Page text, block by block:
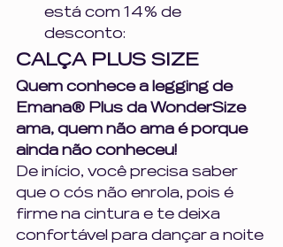
está com 14% de
desconto:
CALÇA PLUS SIZE
Quem conhece a legging de
Emana® Plus da WonderSize
ama, quem não ama é porque
ainda não conheceu!
De início, você precisa saber
que o cós não enrola, pois é
firme na cintura e te deixa
confortável para dançar a noite